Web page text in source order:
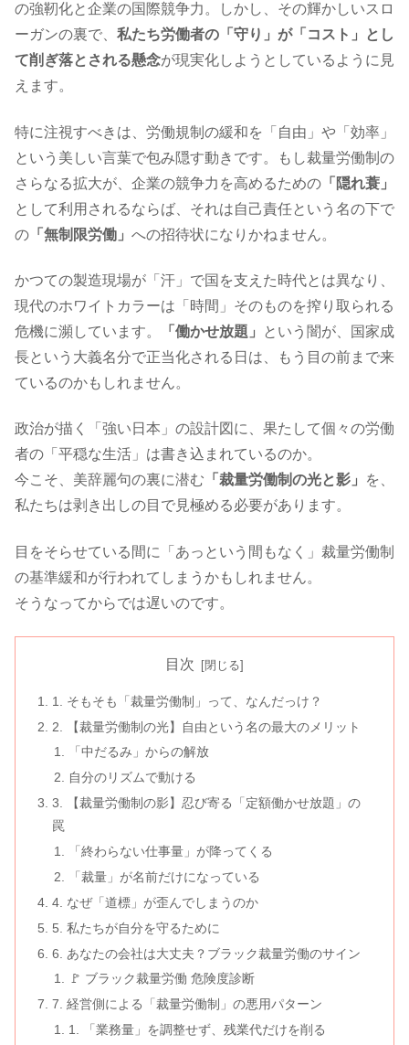
の強靭化と企業の国際競争力。しかし、その輝かしいスロ
ーガンの裏で、 私たち労働者の「守り」が「コスト」とし
て削ぎ落とされる懸念が現実化しようとしているように見
えます。
特に注視すべきは、労働規制の緩和を「自由」や「効率」
という美しい言葉で包み隠す動きです。もし裁量労働制の
さらなる拡大が、企業の競争力を高めるための 「隠れ蓑」
として利用されるならば、それは自己責任という名の下で
の 「無制限労働」 への招待状になりかねません。
かつての製造現場が「汗」で国を支えた時代とは異なり、
現代のホワイトカラーは「時間」そのものを搾り取られる
危機に瀕しています。
「働かせ放題」
という闇が、国家成
長という大義名分で正当化される日は、もう目の前まで来
ているのかもしれません。
政治が描く「強い日本」の設計図に、果たして個々の労働
者の「平穏な生活」は書き込まれているのか。
今こそ、美辞麗句の裏に潜む 「裁量労働制の光と影」
を、
私たちは剥き出しの目で見極める必要があります。
目をそらせている間に「あっという間もなく」裁量労働制
の基準緩和が行われてしまうかもしれません。
そうなってからでは遅いのです。
目次
1. そもそも「裁量労働制」って、なんだっけ？
2. 【裁量労働制の光】自由という名の最大のメリット
「中だるみ」からの解放
自分のリズムで動ける
3. 【裁量労働制の影】忍び寄る「定額働かせ放題」の
罠
「終わらない仕事量」が降ってくる
「裁量」が名前だけになっている
4. なぜ「道標」が歪んでしまうのか
5. 私たちが自分を守るために
6. あなたの会社は大丈夫？ブラック裁量労働のサイン
🚩 ブラック裁量労働 危険度診断
7. 経営側による「裁量労働制」の悪用パターン
1. 「業務量」を調整せず、残業代だけを削る